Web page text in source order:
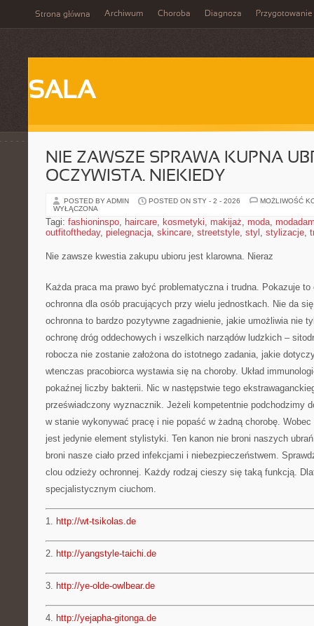
Strona główna Archiwum Choroba Diagnoza Przygotowanie
SALA
NIE ZAWSZE SPRAWA KUPNA
OCZYWISTA. NIEKIEDY
POSTED BY ADMIN POSTED ON STY - 2 - 2026
MOŻLIWOŚĆ
WYŁĄCZONA
Tagi: fashioninspo, haircare, kosmetyki, makijaż, moda,
outfitoftheday, pielegnacja, skincare, streetstyle, styl , stylizacje,
Nie zawsze kwestia zakupu ubioru jest klarowna. Nieraz
Każda praca ma prawo być problematyczna i trudna. Pokazuje
ochronna dla osób pracujących przy wielu jednostkach. Nie da
ochronna to bardzo pozytywne zagadnienie, jakie umożliwia nie
ochronę dróg oddechowych i wszelkich narządów ludzkich –
robocza nie zostanie założona do istotnego zadania, jakie
wtenczas pracobiorca wystawia się na choroby. Układ
pokaźnej liczby bakterii. Nic w następstwie tego
przeświadczony wyznacznik. Jeżeli kompetentnie podchodzimy
w stanie wykonywać pracę i nie popaść w żadną chorobę.
jest jedynie element stylistyki. Ten kanon nie broni naszych
broni nasze ciało przed infekcjami i niebezpieczeństwem.
clou odzieży ochronnej. Każdy rodzaj cieszy się taką funkcją.
specjalistycznym ciuchom.
1. http://wt-tsikolas.de
2. http://yangstyle-taichi.de
3. http://ye-olde-owlbear.de
4. http://yejapha-gitonga.de